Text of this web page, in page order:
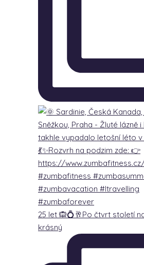
25 let 🙉💍🥂Po čtvrt století
krásný